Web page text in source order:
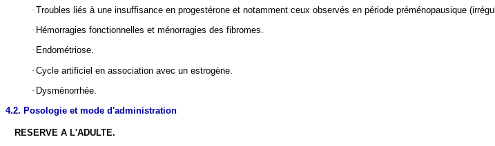
· Troubles liés à une insuffisance en progestérone et notamment ceux observés en période préménopausique
· Hémorragies fonctionnelles et ménorragies des fibromes.
· Endométriose.
· Cycle artificiel en association avec un estrogène.
· Dysménorrhée.
4.2. Posologie et mode d'administration
RESERVE A L'ADULTE.